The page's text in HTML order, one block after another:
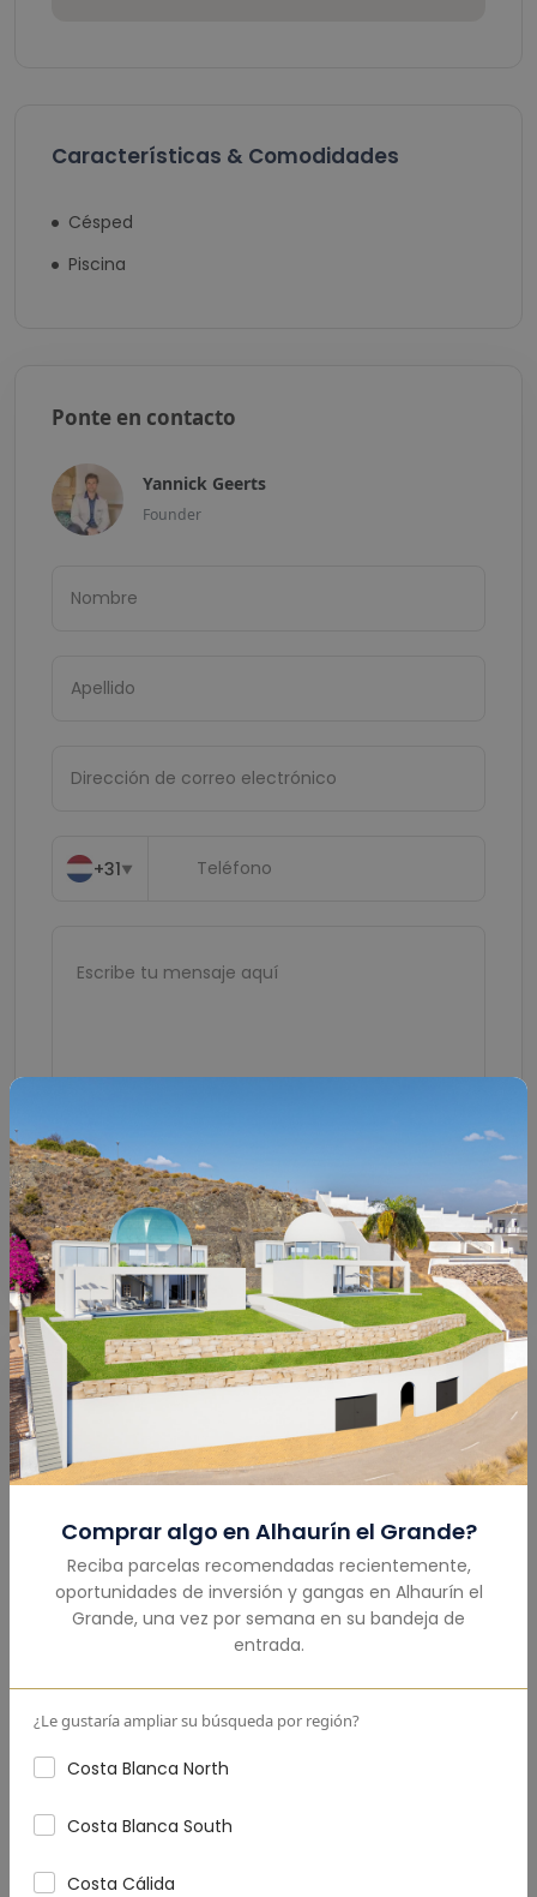
Comprar algo en Alhaurín el Grande?
Reciba parcelas recomendadas recientemente,
oportunidades de inversión y gangas en Alhaurín el
Grande, una vez por semana en su bandeja de
entrada.
¿Le gustaría ampliar su búsqueda por región?
Costa Blanca North
Costa Blanca South
Costa Cálida
Características & Comodidades
Césped
Piscina
Ponte en contacto
Yannick Geerts
Founder
+31▼
Enviar
Calculadora Hipotecaria
Monto Total(€)
Pago Inicial(€)
Tasa De Interés(%)